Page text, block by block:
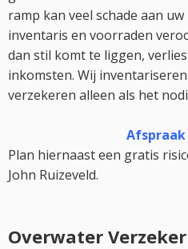
ramp kan veel schade aan
inventaris en voorraden
dan stil komt te liggen,
inkomsten. Wij
verzekeren alleen als het
Afspraak
Plan hiernaast een gratis
John Ruizeveld.
Overwater